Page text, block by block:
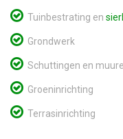
Tuinbestrating en
Grondwerk
Schuttingen en
Groeninrichting
Terrasinrichting